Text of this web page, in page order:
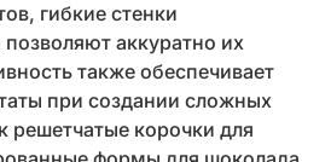
гибкие стенки
аккуратно их
также обеспечивает
при создании сложных
решетчатые корочки для